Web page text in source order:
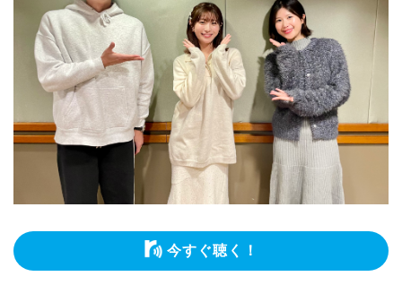
今すぐ聴く！